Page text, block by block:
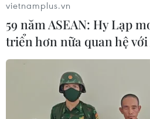
TIN CÙNG CHUYÊN MỤC
vietnamplus.vn
59 năm ASEAN: Hy Lạp
triển hơn nữa quan hệ với